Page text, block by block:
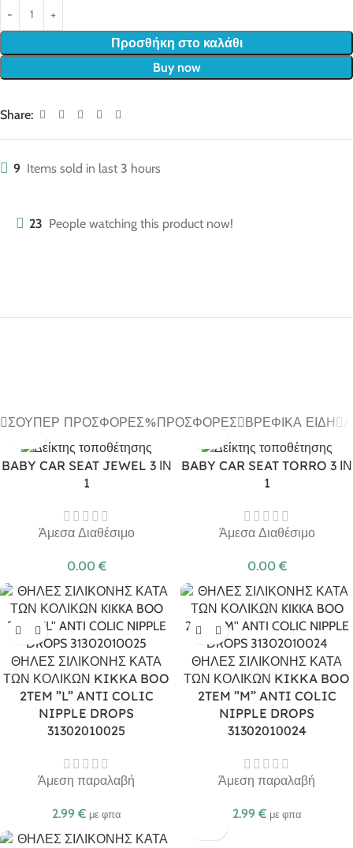
Προσθήκη στο καλάθι
Buy now
Share:
9 Items sold in last 3 hours
23 People watching this product now!
ΣΟΎΠΕΡ ΠΡΟΣΦΟΡΈΣ ΠΡΟΣΦΟΡΈΣ ΒΡΕΦΙΚΆ ΕΊΔΗ
BABY CAR SEAT JEWEL 3 ΙΝ
1
Άμεσα Διαθέσιμο
0.00 €
BABY CAR SEAT TORRO 3 ΙΝ
1
Άμεσα Διαθέσιμο
0.00 €
ΘΗΛΕΣ ΣΙΛΙΚΟΝΗΣ ΚΑΤΑ
ΤΩΝ ΚΟΛΙΚΩΝ KIKKA BOO
2TEM ”L” ANTI COLIC
NIPPLE DROPS
31302010025
Άμεση παραλαβή
2.99 € με φπα
ΘΗΛΕΣ ΣΙΛΙΚΟΝΗΣ ΚΑΤΑ
ΤΩΝ ΚΟΛΙΚΩΝ KIKKA BOO
2TEM ”M” ANTI COLIC
NIPPLE DROPS
31302010024
Άμεση παραλαβή
2.99 € με φπα